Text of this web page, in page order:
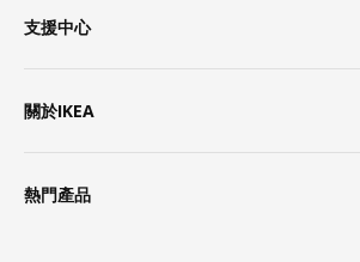
支援中心
關於IKEA
熱門產品